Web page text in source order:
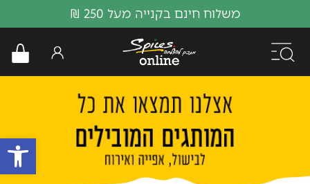
משלוח חינם בקנייה מעל 250 ₪